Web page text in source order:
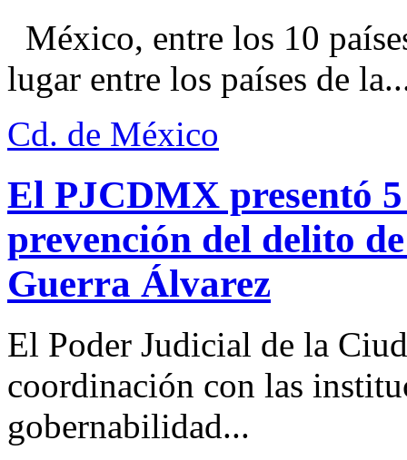
México, entre los 10
lugar entre los países de
Cd. de México
El PJCDMX presentó
prevención del delito
Guerra Álvarez
El Poder Judicial de la
coordinación con las
gobernabilidad...